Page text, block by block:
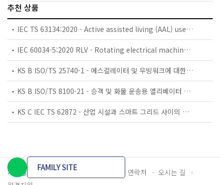
추천 상품
IEC TS 63134:2020 - Active assisted living (AAL) use cases
IEC 60034-5:2020 RLV - Rotating electrical machines - Part 5: Degrees of protection provided by the integral design of rotating electrical machines (IP code) - Classification
KS B ISO/TS 25740-1 - 에스컬레이터 및 무빙워크에 대한 안전요건 — 제1부: 세계공통 필수 안전요건(GESRs)
KS B ISO/TS 8100-21 - 승객 및 화물 운송용 엘리베이터 —제21부: 세계공통 필수안전요건(GESRs)을 충족하는 세계공통 안전 파라미터(GSPs)
KS C IEC TS 62872 - 산업 시설과 스마트 그리드 사이의 산업 공정 측정, 제어 및 자동화 시스템 인터페이스
개인정보처리방침 이용약관 담당자 연락처
오시는 길
FAMILY SITE